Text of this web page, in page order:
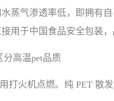
蒸气渗透率低，即拥有
用于中国食品安全包装，
分高温pet品质
打火机点燃。纯 PET 散